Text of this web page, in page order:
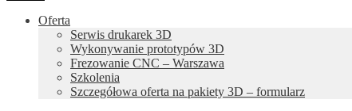
Oferta
Serwis drukarek 3D
Wykonywanie prototypów 3D
Frezowanie CNC – Warszawa
Szkolenia
Szczegółowa oferta na pakiety 3D – formularz